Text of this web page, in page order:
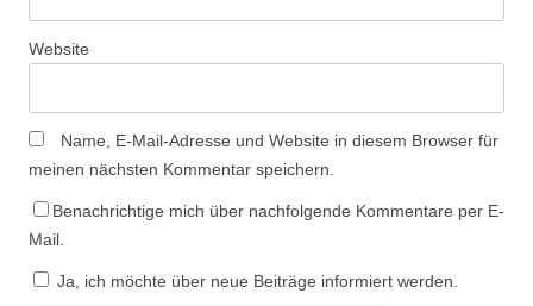
Website
Name, E-Mail-Adresse und Website in diesem Browser für
meinen nächsten Kommentar speichern.
Benachrichtige mich über nachfolgende Kommentare per E-
Mail.
Ja, ich möchte über neue Beiträge informiert werden.